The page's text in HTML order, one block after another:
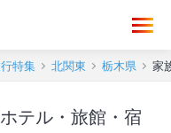
特集 北関東 栃木県 家
テル・旅館・宿